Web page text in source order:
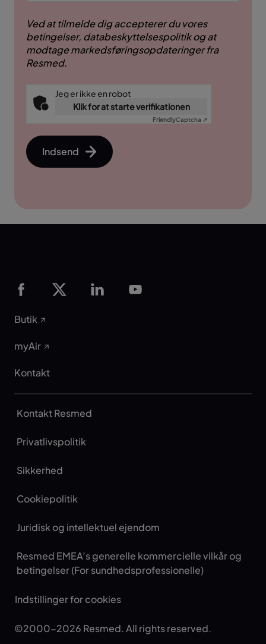
Ved at tilmelde dig accepterer du vores
betingelser, databeskyttelsespolitik og at
modtage markedsføringsopdateringer fra
Resmed.
Jeg er ikke en robot
Klik for at starte verifikationen
FriendlyCaptcha ⇗
Indsend
Butik
myAir
Kontakt
Kontakt Resmed
Privatlivspolitik
Sikkerhed
Cookiepolitik
Juridisk og intellektuel ejendom
Resmed EMEA’s generelle kommercielle vilkår og
betingelser (For sundhedsprofessionelle)
Indstillinger for cookies
©2000-2026 Resmed. All rights reserved.